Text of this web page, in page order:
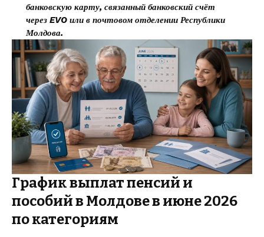
банковскую карту, связанный банковский счёт
через EVO или в почтовом отделении Республики
Молдова.
График выплат пенсий и
пособий в Молдове в июне 2026
по категориям